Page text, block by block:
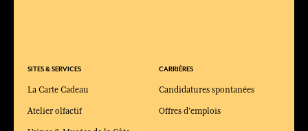
SITES & SERVICES
La Carte Cadeau
Atelier olfactif
CARRIÈRES
Candidatures spontanées
Offres d'emplois